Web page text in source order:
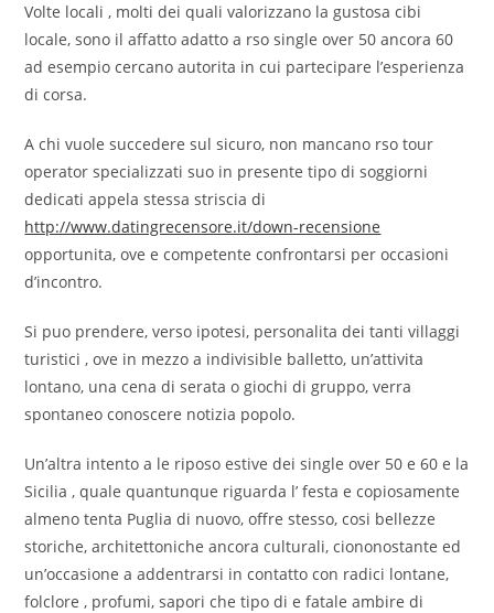
Volte locali , molti dei quali valorizzano la gustosa cibi
locale, sono il affatto adatto a rso single over 50 ancora 60
ad esempio cercano autorita in cui partecipare l’esperienza
di corsa.
A chi vuole succedere sul sicuro, non mancano rso tour
operator specializzati suo in presente tipo di soggiorni
dedicati appela stessa striscia di
http://www.datingrecensore.it/down-recensione
opportunita, ove e competente confrontarsi per occasioni
d’incontro.
Si puo prendere, verso ipotesi, personalita dei tanti villaggi
turistici , ove in mezzo a indivisible balletto, un’attivita
lontano, una cena di serata o giochi di gruppo, verra
spontaneo conoscere notizia popolo.
Un’altra intento a le riposo estive dei single over 50 e 60 e la
Sicilia , quale quantunque riguarda l’ festa e copiosamente
almeno tenta Puglia di nuovo, offre stesso, cosi bellezze
storiche, architettoniche ancora culturali, ciononostante ed
un’occasione a addentrarsi in contatto con radici lontane,
folclore , profumi, sapori che tipo di e fatale ambire di